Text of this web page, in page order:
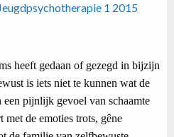
1 2015
heeft gedaan of gezegd in bijzijn
is iets niet te kunnen wat de
pijnlijk gevoel van schaamte
met de emoties trots, gêne